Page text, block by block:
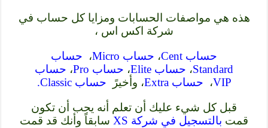
هذه هي مواصفات الحسابات ومزايا كل حساب في
شركة اكس اس ،
حساب Cent
، حساب Micro ، حساب
Standard، حساب Elite ، حساب Pro ، حساب
VIP، حساب Extra ، وأخيرً حساب Classic.
قبل كل شيء عليك أن تعلم أنه يجب أن تكون
قمت بالتسجيل في شركة XS
سابقاً وأنك قد قمت